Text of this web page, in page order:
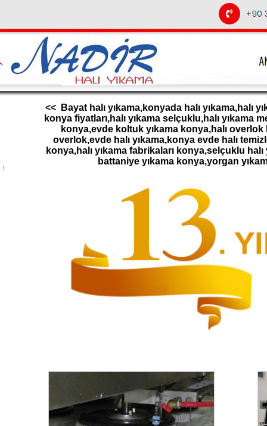
<< Bayat halı yıkama,konyada halı yıkama,halı
konya fiyatları,halı yıkama selçuklu,halı yıkama
konya,evde koltuk yıkama konya,halı
overlok,evde halı yıkama,konya evde halı
konya,halı yıkama fabrikaları konya,selçuklu
battaniye yıkama konya,yorgan